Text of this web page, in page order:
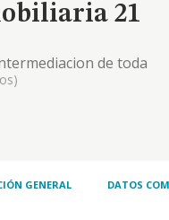
21
de toda
urbanas, la
sobre las mismas
su
no
GENERAL DATOS